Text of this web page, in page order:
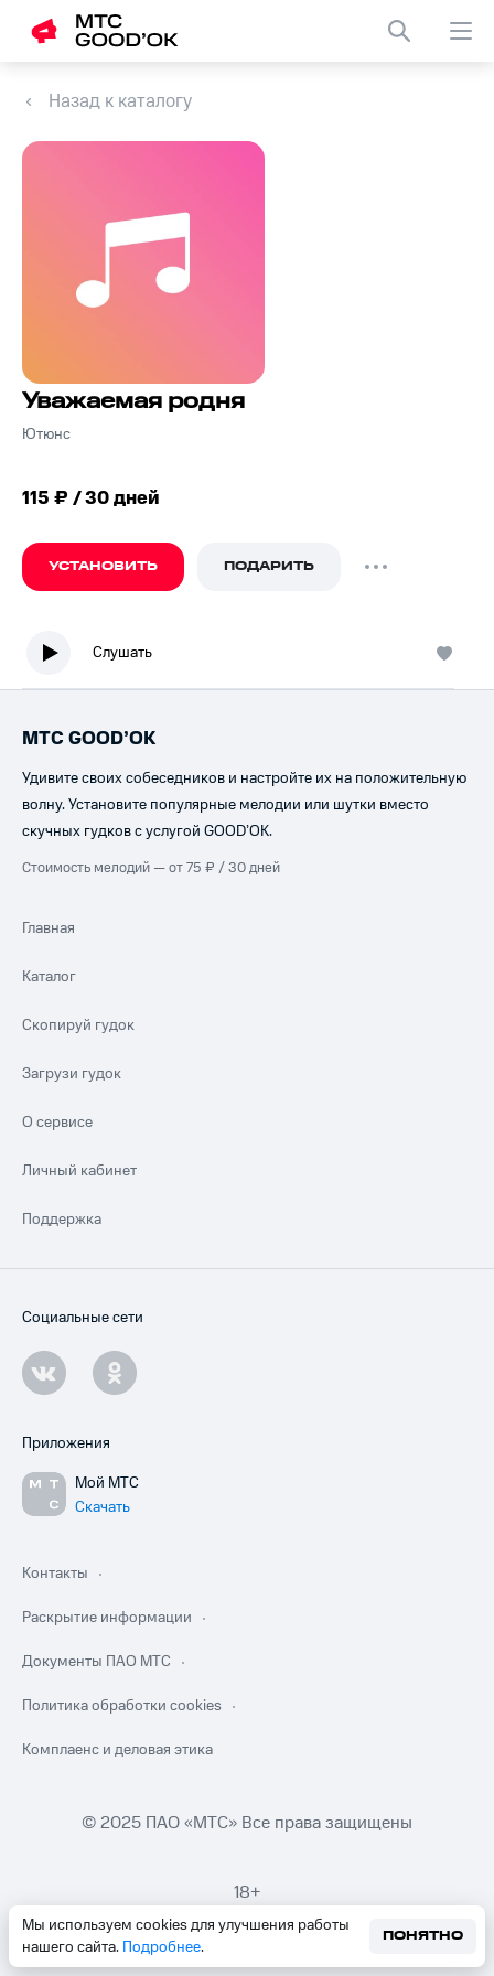
Назад к каталогу
Уважаемая родня
Ютюнс
115 ₽ / 30 дней
УСТАНОВИТЬ ПОДАРИТЬ
Слушать
Мы используем cookies для улучшения работы
нашего сайта. Подробнее.
ПОНЯТНО
МТС GOOD’OK
Удивите своих собеседников и настройте их на положительную
волну. Установите популярные мелодии или шутки вместо
скучных гудков с услугой GOOD’OK.
Стоимость мелодий — от 75 ₽ / 30 дней
Главная
Каталог
Скопируй гудок
Загрузи гудок
О сервисе
Личный кабинет
Поддержка
Социальные сети
Приложения
Мой МТС
Скачать
Контакты
Раскрытие информации
Документы ПАО МТС
Политика обработки cookies
Комплаенс и деловая этика
© 2025 ПАО «МТС» Все права защищены
18+